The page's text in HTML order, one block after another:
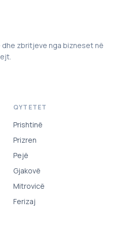
zbritjeve nga bizneset në
QYTETET
Prishtinë
Prizren
Pejë
Gjakovë
Mitrovicë
Ferizaj